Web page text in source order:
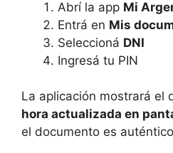
Abrí la app Mi
Entrá en Mis
Seleccioná DNI
Ingresá tu PIN
La aplicación mostrará el
hora actualizada en
el documento es